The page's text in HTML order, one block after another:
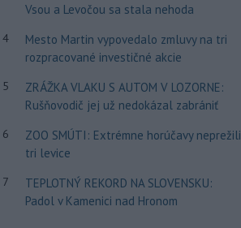
Vsou a Levočou sa stala nehoda
4
Mesto Martin vypovedalo zmluvy na tri
rozpracované investičné akcie
5
ZRÁŽKA VLAKU S AUTOM V LOZORNE:
Rušňovodič jej už nedokázal zabrániť
6
ZOO SMÚTI: Extrémne horúčavy neprežili
tri levice
7
TEPLOTNÝ REKORD NA SLOVENSKU:
Padol v Kamenici nad Hronom